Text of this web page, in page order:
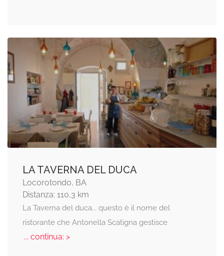
LA TAVERNA DEL DUCA
Locorotondo, BA
Distanza: 110,3 km
La Taverna del duca... questo è il nome del
ristorante che Antonella Scatigna gestisce
... continua: >